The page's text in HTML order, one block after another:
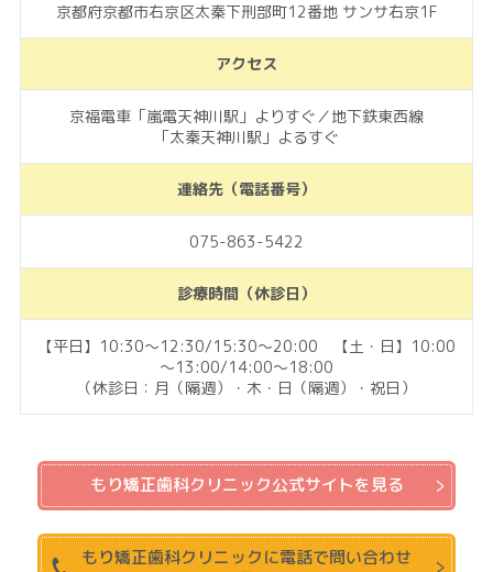
京都府京都市右京区太秦下刑部町12番地 サンサ右京1F
アクセス
京福電車「嵐電天神川駅」よりすぐ／地下鉄東西線
「太秦天神川駅」よるすぐ
連絡先（電話番号）
075-863-5422
診療時間（休診日）
【平日】10:30～12:30/15:30～20:00 【土・日】10:00
～13:00/14:00～18:00
（休診日：月（隔週）・木・日（隔週）・祝日）
もり矯正歯科クリニック公式サイトを見る
もり矯正歯科クリニックに電話で問い合わせ